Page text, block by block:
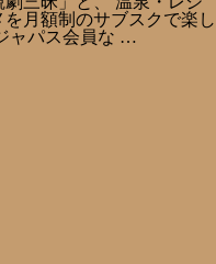
月額制のサブスクで楽し
ャパス会員な …